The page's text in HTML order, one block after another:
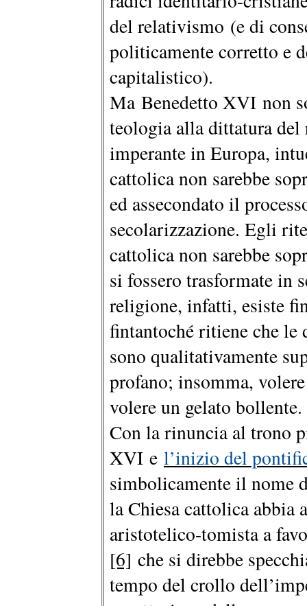
del relativismo (e di
politicamente corretto e
capitalistico).
Ma Benedetto XVI non
teologia alla dittatura
imperante in Europa,
cattolica non sarebbe
ed assecondato il
secolarizzazione. Egli
cattolica non sarebbe
si fossero trasformate in
religione, infatti, esiste
fintantoché ritiene che
sono qualitativamente
profano; insomma,
volere un gelato
Con la rinuncia al trono
XVI e l’inizio del
simbolicamente il nome
la Chiesa cattolica abbia
aristotelico-tomista a
[6] che si direbbe
tempo del crollo